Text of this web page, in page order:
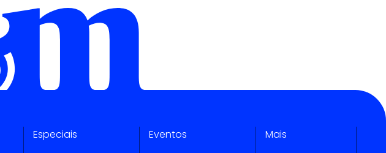
Especiais Eventos Mais